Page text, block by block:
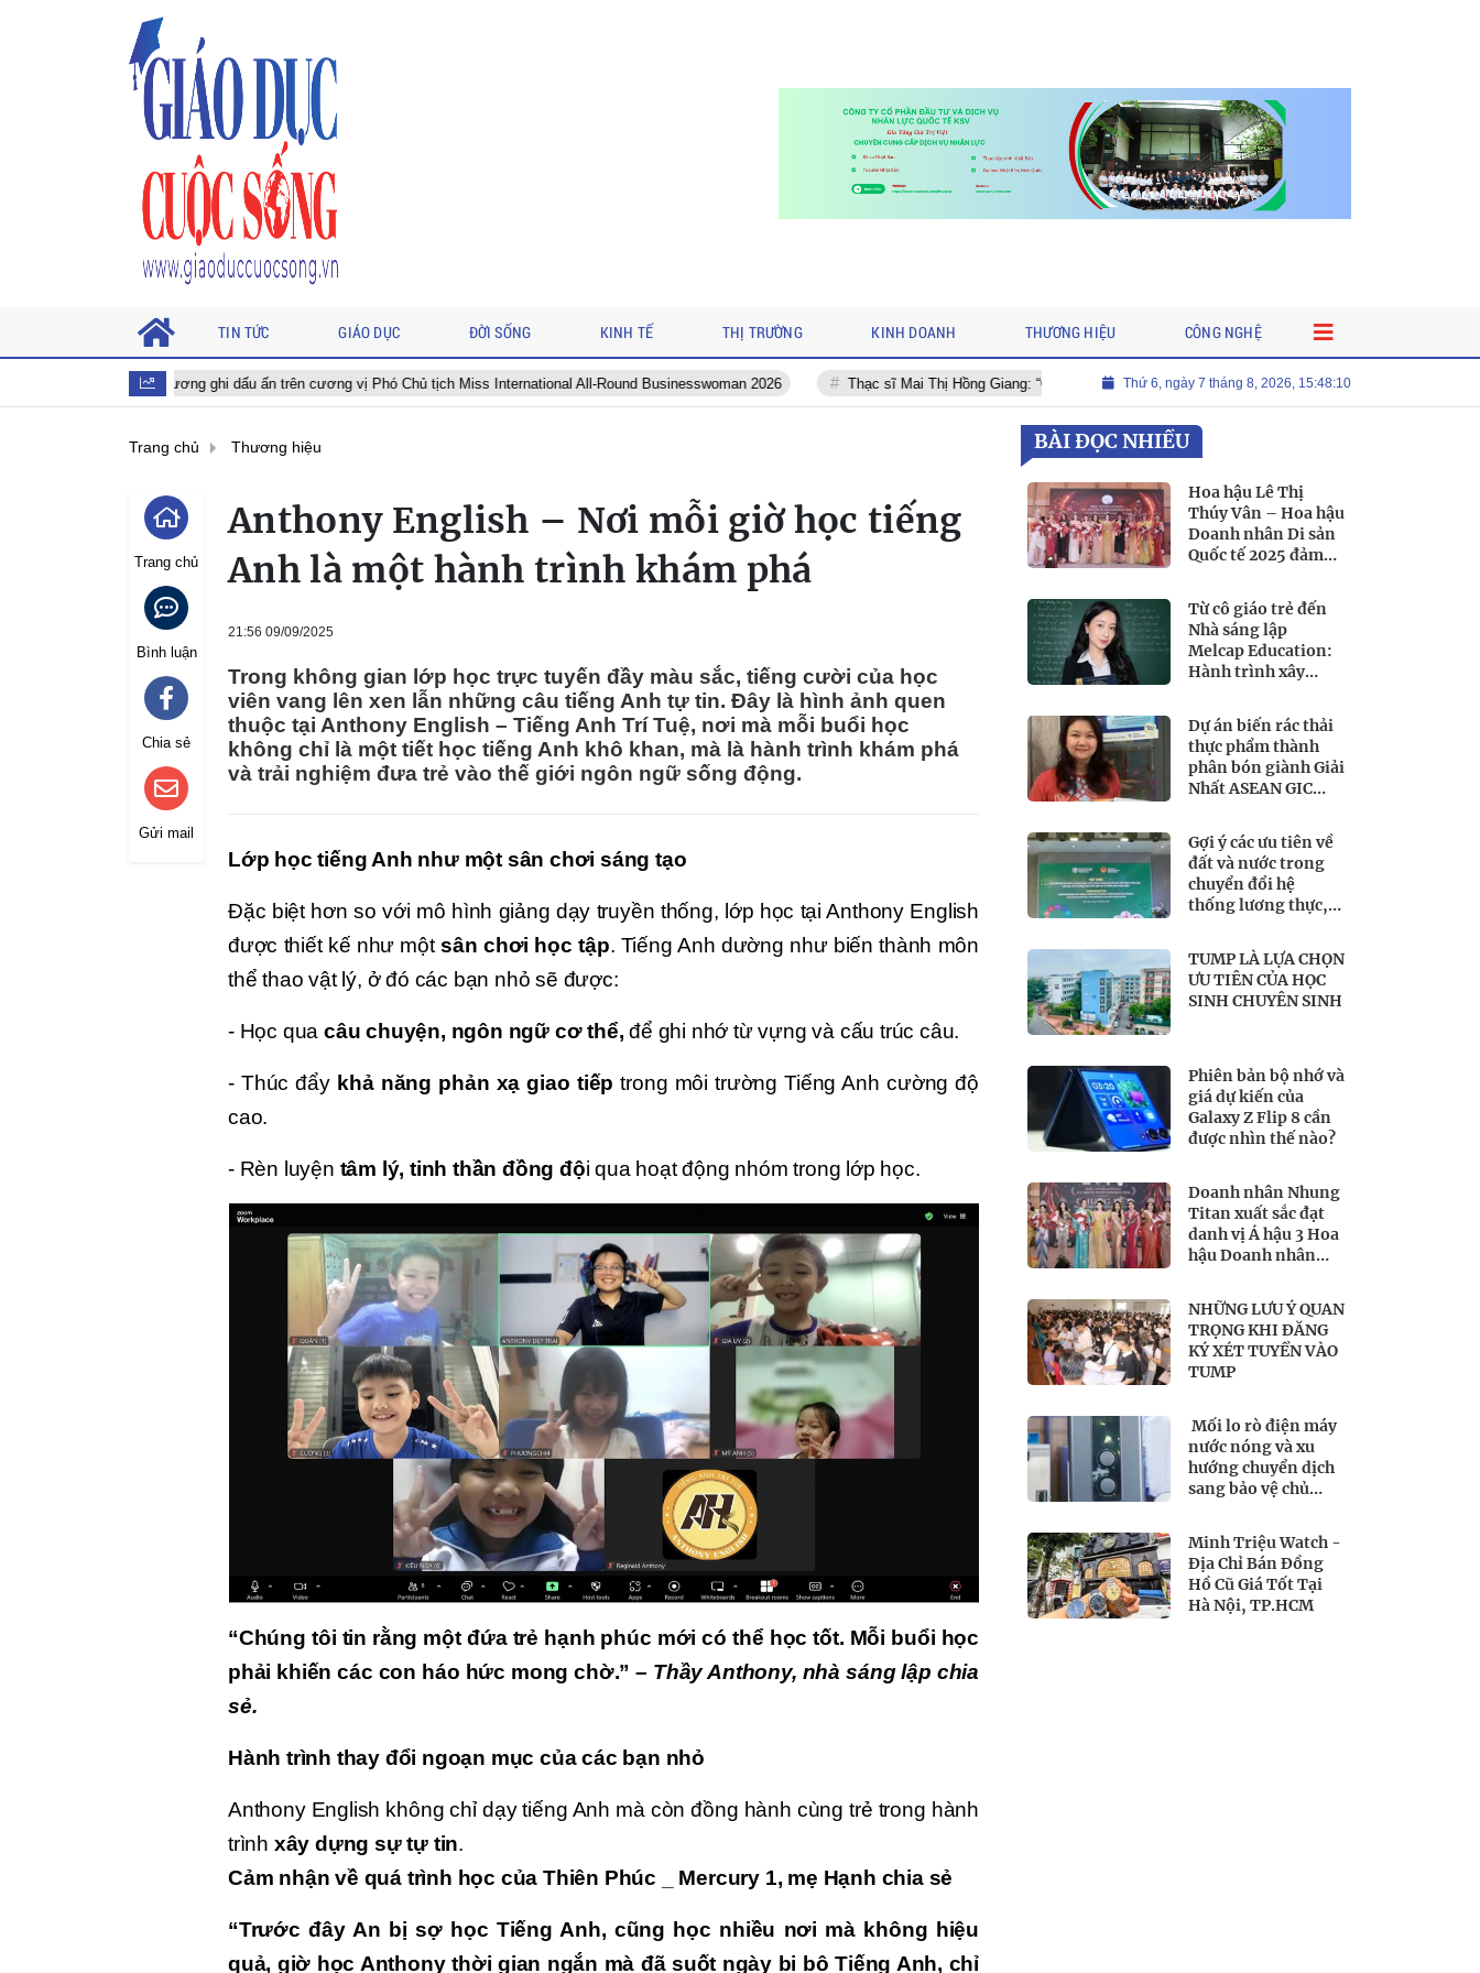
Thu Hương ghi dấu ấn trên cương vị Phó Chủ tịch Miss International All-Round Businesswoman 2026 Thạc sĩ Mai Thị Hồng Giang: “Giáo án có thể mua, nhưng một giờ học tốt thì không thể”
Thứ 6, ngày 7 tháng 8, 2026, 15:48:12
TIN TỨC GIÁO DỤC ĐỜI SỐNG KINH TẾ THỊ TRƯỜNG KINH DOANH THƯƠNG HIỆU CÔNG NGHỆ
Trang chủ Thương hiệu
Trang chủ
Bình luận
Chia sẻ
Gửi mail
Anthony English – Nơi mỗi giờ học tiếng
Anh là một hành trình khám phá
21:56 09/09/2025
Trong không gian lớp học trực tuyến đầy màu sắc, tiếng cười của học
viên vang lên xen lẫn những câu tiếng Anh tự tin. Đây là hình ảnh quen
thuộc tại Anthony English – Tiếng Anh Trí Tuệ, nơi mà mỗi buổi học
không chỉ là một tiết học tiếng Anh khô khan, mà là hành trình khám phá
và trải nghiệm đưa trẻ vào thế giới ngôn ngữ sống động.
Lớp học tiếng Anh như một sân chơi sáng tạo
Đặc biệt hơn so với mô hình giảng dạy truyền thống, lớp học tại Anthony English
được thiết kế như mộtsân chơi học tập. Tiếng Anh dường như biến thành môn
thể thao vật lý, ở đó các bạn nhỏ sẽ được:
- Học qua câu chuyện, ngôn ngữ cơ thể,để ghi nhớ từ vựng và cấu trúc câu.
- Thúc đẩy khả năng phản xạ giao tiếp trong môi trường Tiếng Anh cường độ
cao.
- Rèn luyện tâm lý, tinh thần đồng đội qua hoạt động nhóm trong lớp học.
“Chúng tôi tin rằng một đứa trẻ hạnh phúc mới có thể học tốt. Mỗi buổi học
phải khiến các con háo hức mong chờ.” – Thầy Anthony, nhà sáng lập chia
sẻ.
Hành trình thay đổi ngoạn mục của các bạn nhỏ
Anthony English không chỉ dạy tiếng Anh mà còn đồng hành cùng trẻ trong hành
trình xây dựng sự tự tin.
Cảm nhận về quá trình học của Thiên Phúc _ Mercury 1, mẹ Hạnh chia sẻ
“Trước đây An bị sợ học Tiếng Anh, cũng học nhiều nơi mà không hiệu
quả, giờ học Anthony thời gian ngắn mà đã suốt ngày bi bô Tiếng Anh, chỉ
BÀI ĐỌC NHIỀU
Hoa hậu Lê Thị
Thúy Vân – Hoa hậu
Doanh nhân Di sản
Quốc tế 2025 đảm
giám khảo quyền
lực tại Miss
International All-
Round
Businesswoman
Từ cô giáo trẻ đến
Nhà sáng lập
Melcap Education:
Hành trình xây
học tập lấy học sinh
làm trung tâm
Dự án biến rác thải
thực phẩm thành
phân bón giành Giải
Nhất ASEAN GIC
Gợi ý các ưu tiên về
đất và nước trong
chuyển đổi hệ
thống lương thực,
Nam theo FAO
Roadmap
TUMP LÀ LỰA CHỌN
ƯU TIÊN CỦA HỌC
SINH CHUYÊN SINH
Phiên bản bộ nhớ và
giá dự kiến của
Galaxy Z Flip 8 cần
được nhìn thế nào?
Doanh nhân Nhung
Titan xuất sắc đạt
danh vị Á hậu 3 Hoa
hậu Doanh nhân
2026
NHỮNG LƯU Ý QUAN
TRỌNG KHI ĐĂNG
KÝ XÉT TUYỂN VÀO
TUMP
Mối lo rò điện máy
nước nóng và xu
hướng chuyển dịch
sang bảo vệ chủ
Minh Triệu Watch -
Địa Chỉ Bán Đồng
Hồ Cũ Giá Tốt Tại
Hà Nội, TP.HCM